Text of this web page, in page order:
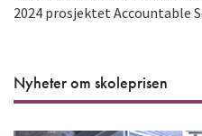
2024 prosjektet Accountable
Nyheter om skoleprisen